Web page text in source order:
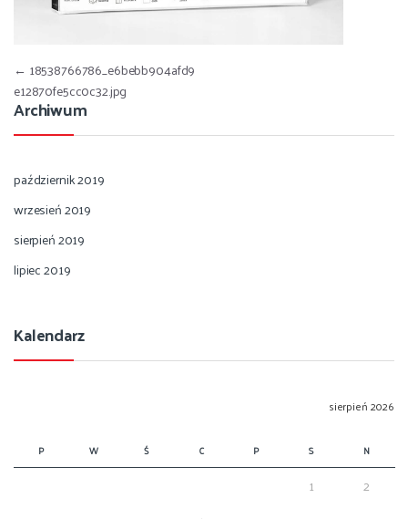
Nawigacja wpisu
← 18538766786_e6bebb904afd9
e12870fe5cc0c32.jpg
Archiwum
październik 2019
wrzesień 2019
sierpień 2019
lipiec 2019
Kalendarz
sierpień 2026
P W Ś C P S N
1
2